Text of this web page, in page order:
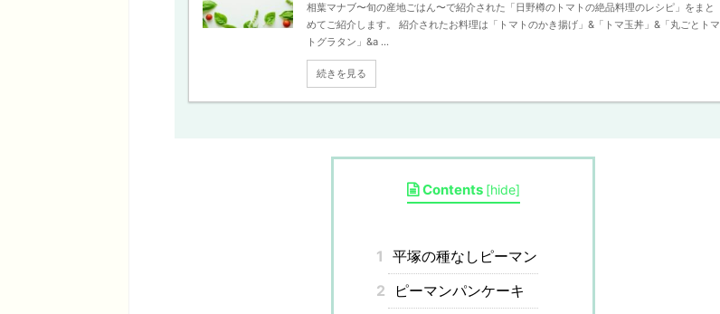
相葉マナブ〜旬の産地ごはん〜で紹介された「日野樽のトマトの絶品料理のレシピ」をまと
めてご紹介します。 紹介されたお料理は「トマトのかき揚げ」&「トマ玉丼」&「丸ごとトマ
トグラタン」&a ...
続きを見る
Contents [hide]
1 平塚の種なしピーマン
2
ピーマンパンケーキ